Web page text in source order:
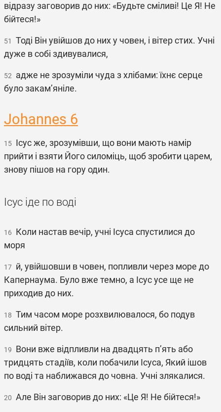
відразу заговорив до них: «Будьте сміливі! Це Я! Не
бійтеся!»
51
Тоді Він увійшов до них у човен, і вітер стих. Учні
дуже в собі здивувалися,
52 адже не зрозуміли чуда з хлібами: їхнє серце
було закам’яніле.
Johannes 6
15 Ісус же, зрозумівши, що вони мають намір
прийти і взяти Його силоміць, щоб зробити царем,
знову пішов на гору один.
Ісус іде по воді
16 Коли настав вечір, учні Ісуса спустилися до
моря
17 й, увійшовши в човен, попливли через море до
Капернаума. Було вже темно, а Ісус усе ще не
приходив до них.
18 Тим часом море розхвилювалося, бо подув
сильний вітер.
19 Вони вже відпливли на двадцять п’ять або
тридцять стадіїв, коли побачили Ісуса, Який ішов
по воді та наближався до човна. Учні злякалися.
20 Але Він заговорив до них: «Це Я! Не бійтеся!»